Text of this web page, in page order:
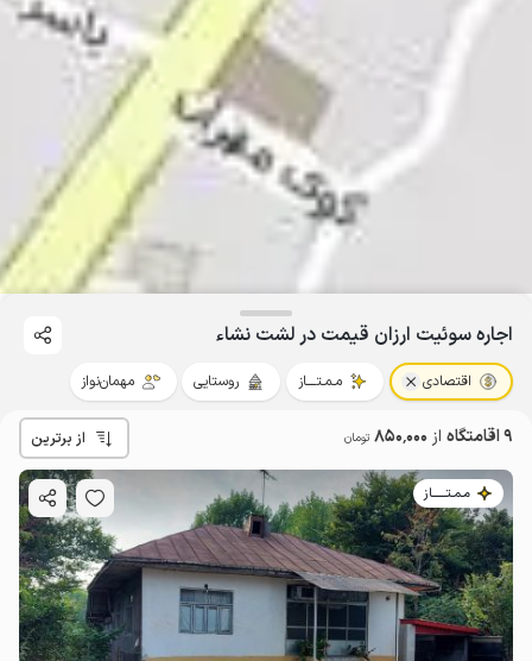
اجاره سوئیت ارزان قیمت در لشت نشاء
اقتصادی مـمـتــــاز روستایی مهمان‌نواز
9 اقامتگاه از 850٬000 تومان از برترین
مـمـتــــــاز